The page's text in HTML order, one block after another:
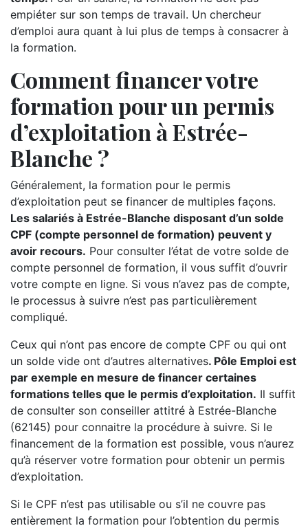
empiéter sur son temps de travail. Un chercheur
d’emploi aura quant à lui plus de temps à consacrer à
la formation.
Comment financer votre
formation pour un permis
d’exploitation à Estrée-
Blanche ?
Généralement, la formation pour le permis
d’exploitation peut se financer de multiples façons.
Les salariés à Estrée-Blanche disposant d’un solde
CPF (compte personnel de formation) peuvent y
avoir recours. Pour consulter l’état de votre solde de
compte personnel de formation, il vous suffit d’ouvrir
votre compte en ligne. Si vous n’avez pas de compte,
le processus à suivre n’est pas particulièrement
compliqué.
Ceux qui n’ont pas encore de compte CPF ou qui ont
un solde vide ont d’autres alternatives. Pôle Emploi est
par exemple en mesure de financer certaines
formations telles que le permis d’exploitation. Il suffit
de consulter son conseiller attitré à Estrée-Blanche
(62145) pour connaitre la procédure à suivre. Si le
financement de la formation est possible, vous n’aurez
qu’à réserver votre formation pour obtenir un permis
d’exploitation.
Si le CPF n’est pas utilisable ou s’il ne couvre pas
entièrement la formation pour l’obtention du permis